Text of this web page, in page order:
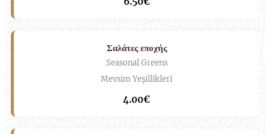
Σαλάτες εποχής
Seasonal Greens
Mevsim Yeşillikleri
4.00€